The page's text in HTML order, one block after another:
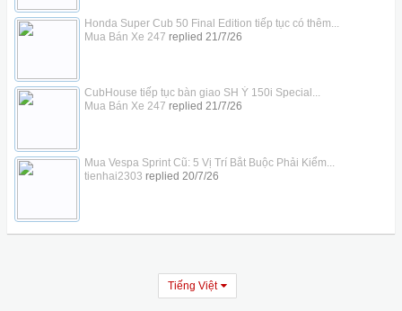
Honda Super Cub 50 Final Edition tiếp tục có thêm...
Mua Bán Xe 247 replied 21/7/26
CubHouse tiếp tục bàn giao SH Ý 150i Special...
Mua Bán Xe 247 replied 21/7/26
Mua Vespa Sprint Cũ: 5 Vị Trí Bắt Buộc Phải Kiểm...
tienhai2303 replied 20/7/26
Tiếng Việt